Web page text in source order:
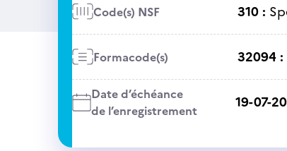
Code(s) NSF 310 :
Formacode(s) 32094 :
Date d’échéance
de l’enregistrement
19-07-